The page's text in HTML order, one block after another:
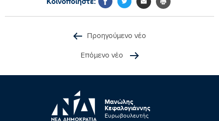
Προηγούμενο νέο
Επόμενο νέο
Μανώλης
Κεφαλογιάννης
Ευρωβουλευτής